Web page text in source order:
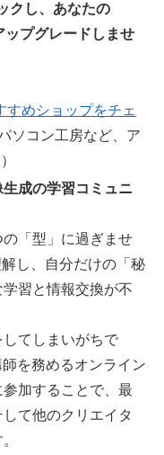
クし、あなたの
プグレードしませ
すめショップをチェ
ソコン工房など、ア
生成の学習コミュニ
「型」に過ぎませ
し、自分だけの「秘
習と情報交換が不
てしまいがちで
を務めるオンライン
加することで、最
て他のクリエイタ